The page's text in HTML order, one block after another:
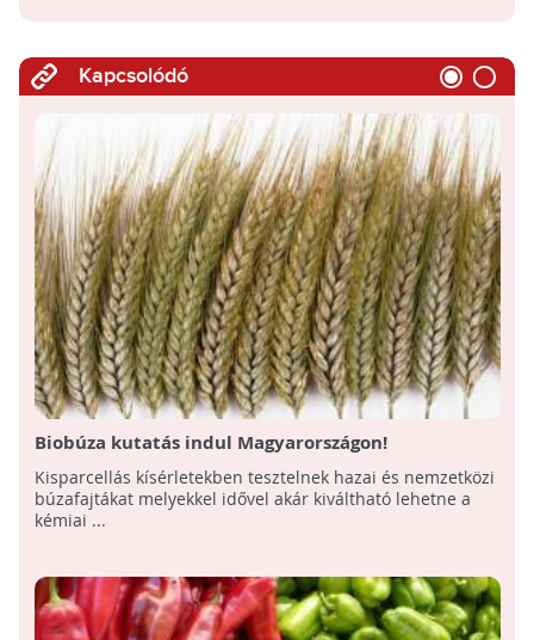
Kapcsolódó
Biobúza kutatás indul Magyarországon!
Kisparcellás kísérletekben tesztelnek hazai és nemzetközi
búzafajtákat melyekkel idővel akár kiváltható lehetne a
kémiai ...